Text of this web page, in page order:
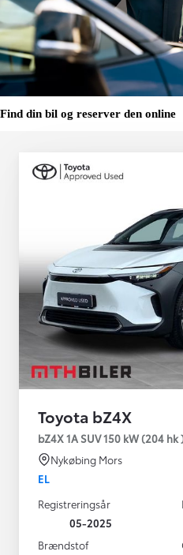
Find din bil og reserver den online
Toyota bZ4X
bZ4X 1A SUV 150 kW (204 hk
Nykøbing Mors
EL
Registreringsår
05-2025
Brændstof